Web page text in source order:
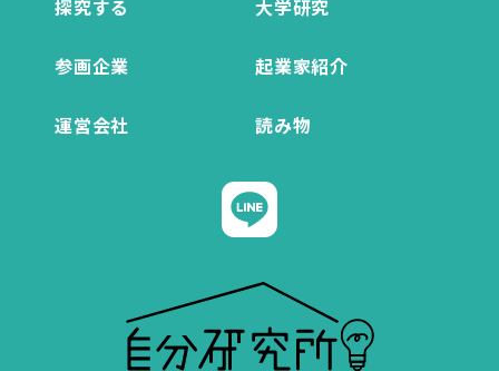
探究する
参画企業
運営会社
大学研究
起業家紹介
読み物